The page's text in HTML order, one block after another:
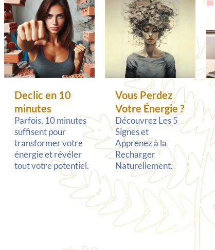
Declic en 10
minutes
Parfois, 10 minutes
suffisent pour
transformer votre
énergie et révéler
tout votre potentiel.
Vous Perdez
Votre Énergie ?
Découvrez Les 5
Signes et
Apprenez à la
Recharger
Naturellement.